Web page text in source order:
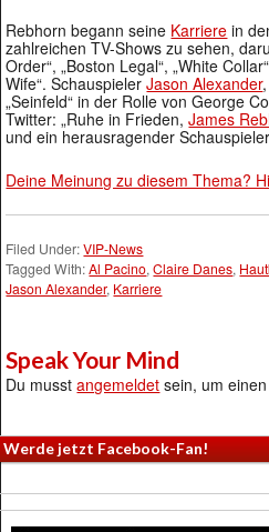
Rebhorn begann seine Karriere in
zahlreichen TV-Shows zu sehen,
Order“, „Boston Legal“, „White
Wife“. SchauspielerJason Alexander
„Seinfeld“ in der Rolle von George
Twitter: „Ruhe in Frieden,James
und ein herausragender
Deine Meinung zu diesem Thema?
Filed Under:VIP-News
Tagged With:Al Pacino,Claire Danes,
Jason Alexander, Karriere
Speak Your Mind
Du musstangemeldet sein, um
Werde jetzt Facebook-Fan!